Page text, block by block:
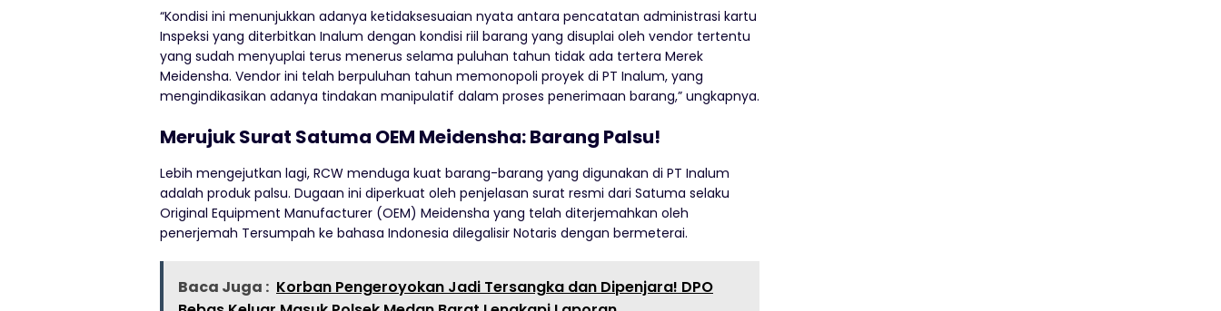
“Kondisi ini menunjukkan adanya ketidaksesuaian nyata antara pencatatan administrasi kartu
Inspeksi yang diterbitkan Inalum dengan kondisi riil barang yang disuplai oleh vendor tertentu
yang sudah menyuplai terus menerus selama puluhan tahun tidak ada tertera Merek
Meidensha. Vendor ini telah berpuluhan tahun memonopoli proyek di PT Inalum, yang
mengindikasikan adanya tindakan manipulatif dalam proses penerimaan barang,” ungkapnya.
Merujuk Surat Satuma OEM Meidensha: Barang Palsu!
Lebih mengejutkan lagi, RCW menduga kuat barang-barang yang digunakan di PT Inalum
adalah produk palsu. Dugaan ini diperkuat oleh penjelasan surat resmi dari Satuma selaku
Original Equipment Manufacturer (OEM) Meidensha yang telah diterjemahkan oleh
penerjemah Tersumpah ke bahasa Indonesia dilegalisir Notaris dengan bermeterai.
Baca Juga : Korban Pengeroyokan Jadi Tersangka dan Dipenjara! DPO